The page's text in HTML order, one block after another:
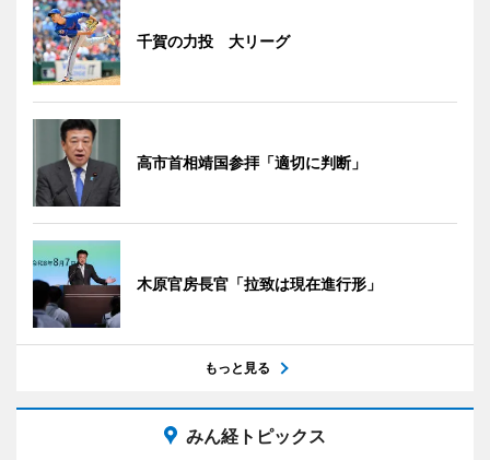
千賀の力投 大リーグ
高市首相靖国参拝「適切に判断」
木原官房長官「拉致は現在進行形」
もっと見る
みん経トピックス